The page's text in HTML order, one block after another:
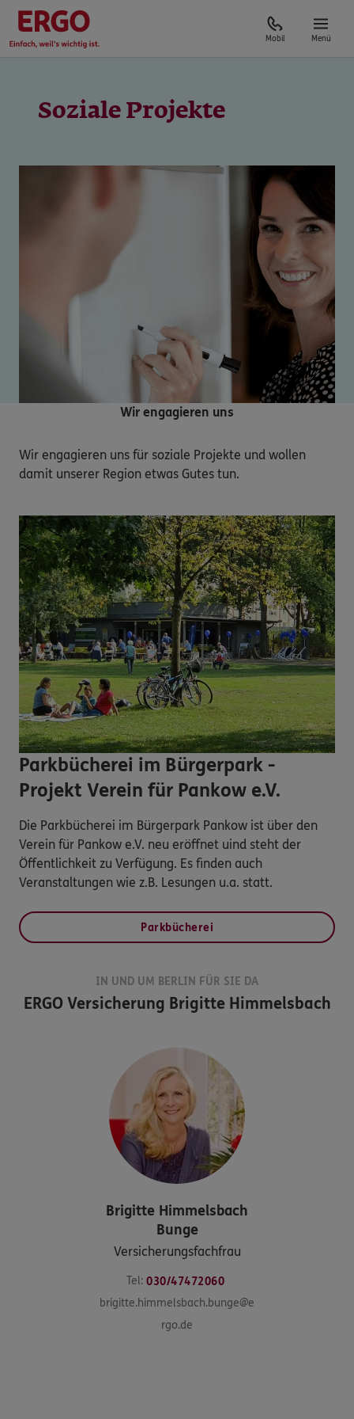
Mobil Menü
Soziale Projekte
Wir engagieren uns
Wir engagieren uns für soziale Projekte und wollen
damit unserer Region etwas Gutes tun.
Parkbücherei im Bürgerpark -
Projekt Verein für Pankow e.V.
Die Parkbücherei im Bürgerpark Pankow ist über den
Verein für Pankow e.V. neu eröffnet uind steht der
Öffentlichkeit zu Verfügung. Es finden auch
Veranstaltungen wie z.B. Lesungen u.a. statt.
Parkbücherei
IN UND UM BERLIN FÜR SIE DA
ERGO Versicherung Brigitte Himmelsbach
Brigitte Himmelsbach
Bunge
Versicherungsfachfrau
Tel: 030/47472060
brigitte.himmelsbach.bunge@e
rgo.de